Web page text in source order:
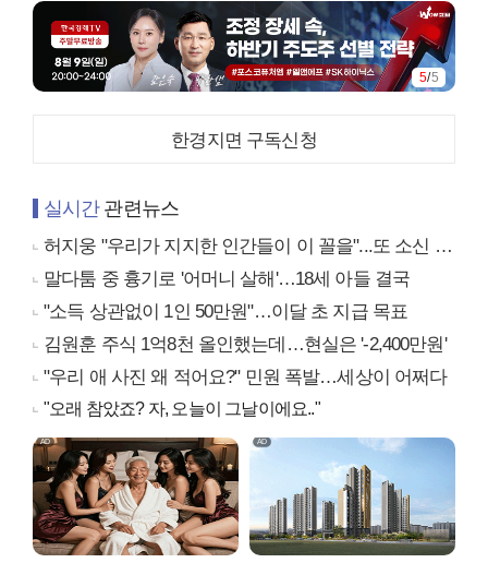
1/5
한경지면 구독신청
실시간관련뉴스
허지웅 "우리가 지지한 인간들이 이 꼴을"...또 소신 발언
말다툼 중 흉기로 '어머니 살해'…18세 아들 결국
"소득 상관없이 1인 50만원"…이달 초 지급 목표
김원훈 주식 1억8천 올인했는데…현실은 '-2,400만원'
"우리 애 사진 왜 적어요?" 민원 폭발…세상이 어쩌다
"오래 참았죠? 자, 오늘이 그날이에요.."